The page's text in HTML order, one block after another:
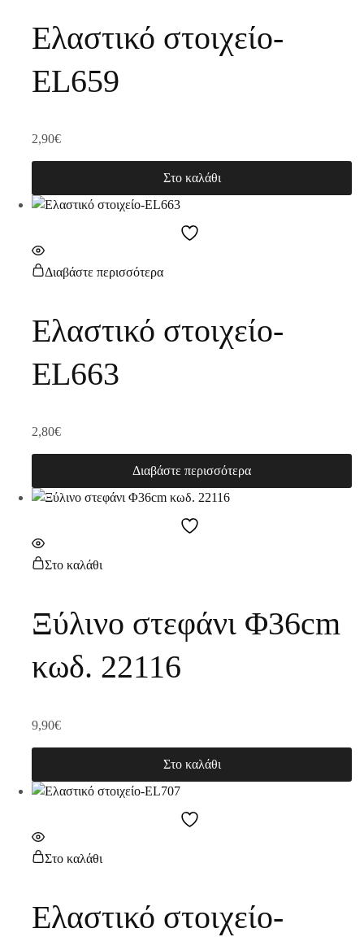
Ελαστικό στοιχείο-
EL659
2,90€
Στο καλάθι
Διαβάστε περισσότερα
Ελαστικό στοιχείο-
EL663
2,80€
Διαβάστε περισσότερα
Στο καλάθι
Ξύλινο στεφάνι Φ36cm
κωδ. 22116
9,90€
Στο καλάθι
Στο καλάθι
Ελαστικό στοιχείο-